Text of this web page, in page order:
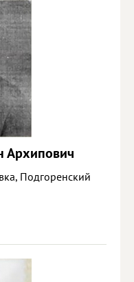
Архипович
Подгоренский